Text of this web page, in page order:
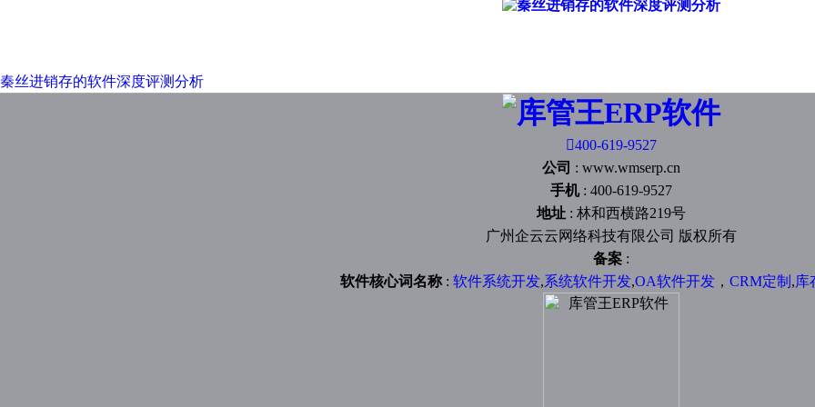
秦丝进销存的软件深度评测分析
400-619-9527
公司 : www.wmserp.cn
手机: 400-619-9527
地址 : 林和西横路219号
广州企云云网络科技有限公司 版权所有
备案 :
软件核心词名称 : 软件系统开发,系统软件开发,OA软件开发 ， CRM定制 ,库